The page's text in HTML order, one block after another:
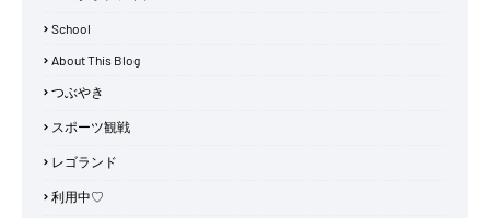
School
About This Blog
つぶやき
スポーツ観戦
レゴランド
利用中♡